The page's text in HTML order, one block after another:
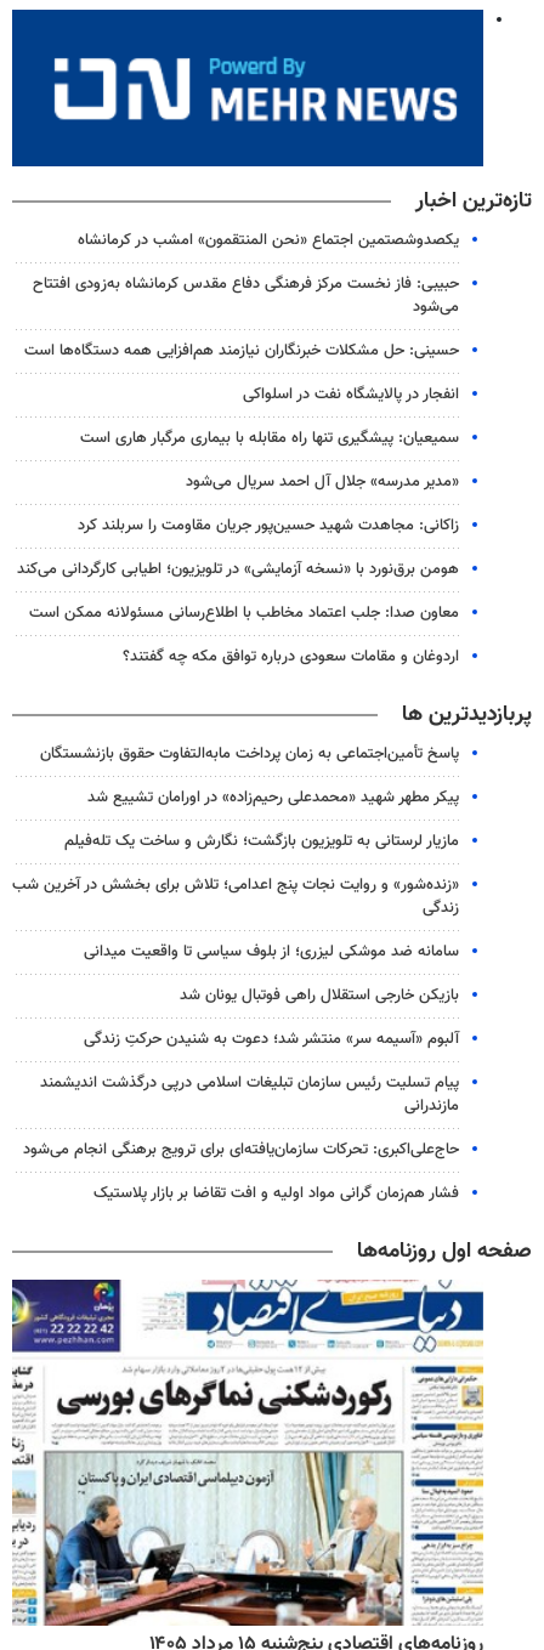
تازه‌ترین اخبار
یکصدوشصتمین اجتماع «نحن المنتقمون» امشب در کرمانشاه
حبیبی: فاز نخست مرکز فرهنگی دفاع مقدس کرمانشاه به‌زودی افتتاح
می‌شود
حسینی: حل مشکلات خبرنگاران نیازمند هم‌افزایی همه دستگاه‌ها است
انفجار در پالایشگاه نفت در اسلواکی
سمیعیان: پیشگیری تنها راه مقابله با بیماری مرگبار هاری است
«مدیر مدرسه» جلال آل احمد سریال می‌شود
زاکانی: مجاهدت شهید حسین‌پور جریان مقاومت را سربلند کرد
هومن برق‌نورد با «نسخه آزمایشی» در تلویزیون؛ اطیابی کارگردانی می‌کند
معاون صدا: جلب اعتماد مخاطب با اطلاع‌رسانی مسئولانه ممکن است
اردوغان و مقامات سعودی درباره توافق مکه چه گفتند؟
پربازدیدترین ها
پاسخ تأمین‌اجتماعی به زمان پرداخت مابه‌التفاوت حقوق بازنشستگان
پیکر مطهر شهید «محمدعلی رحیم‌زاده» در اورامان تشییع شد
مازیار لرستانی به تلویزیون بازگشت؛ نگارش و ساخت یک تله‌فیلم
«زنده‌شور» و روایت نجات پنج اعدامی؛ تلاش برای بخشش در آخرین شب
زندگی
سامانه ضد موشکی لیزری؛ از بلوف سیاسی تا واقعیت میدانی
بازیکن خارجی استقلال راهی فوتبال یونان شد
آلبوم «آسیمه سر» منتشر شد؛ دعوت به شنیدن حرکتِ زندگی
پیام تسلیت رئیس سازمان تبلیغات اسلامی درپی درگذشت اندیشمند
مازندرانی
حاج‌علی‌اکبری: تحرکات سازمان‌یافته‌ای برای ترویج برهنگی انجام می‌شود
فشار هم‌زمان گرانی مواد اولیه و افت تقاضا بر بازار پلاستیک
صفحه اول روزنامه‌ها